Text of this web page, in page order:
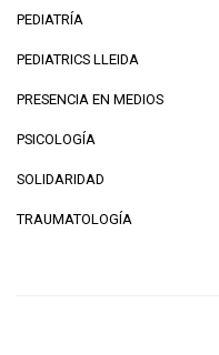
PEDIATRÍA
PEDIATRICS LLEIDA
PRESENCIA EN MEDIOS
PSICOLOGÍA
SOLIDARIDAD
TRAUMATOLOGÍA